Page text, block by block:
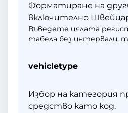
Форматиране на
включително
Въведете цялата
табела без интервали,
vehicletype
Избор на категория
средство като код.